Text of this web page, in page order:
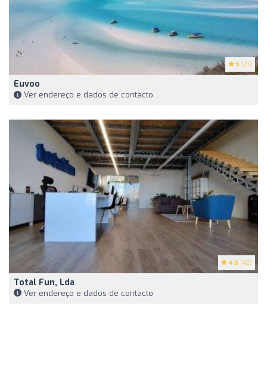
5 (21)
Euvoo
Ver endereço e dados de contacto
4.6 (42)
Total Fun, Lda
Ver endereço e dados de contacto